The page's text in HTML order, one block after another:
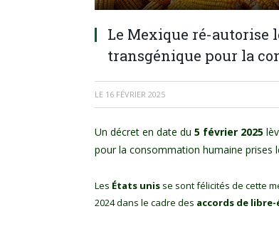
Le Mexique ré-autorise
transgénique pour la
LE 16 FÉVRIER 2025
Un décret en date du 5 février 2025
pour la consommation humaine prises
Les États unis se sont félicités de cette
2024 dans le cadre des accords de libre-